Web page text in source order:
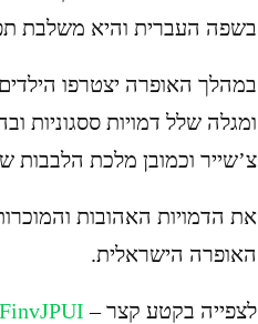
בשפה העברית והיא משלבת
במהלך האופרה יצטרפו
ומגלה שלל דמויות ססגוניות
צ’שייר וכמובן מלכת הלבבות
את הדמויות האהובות
האופרה הישראלית.
לצפייה בקטע קצר –